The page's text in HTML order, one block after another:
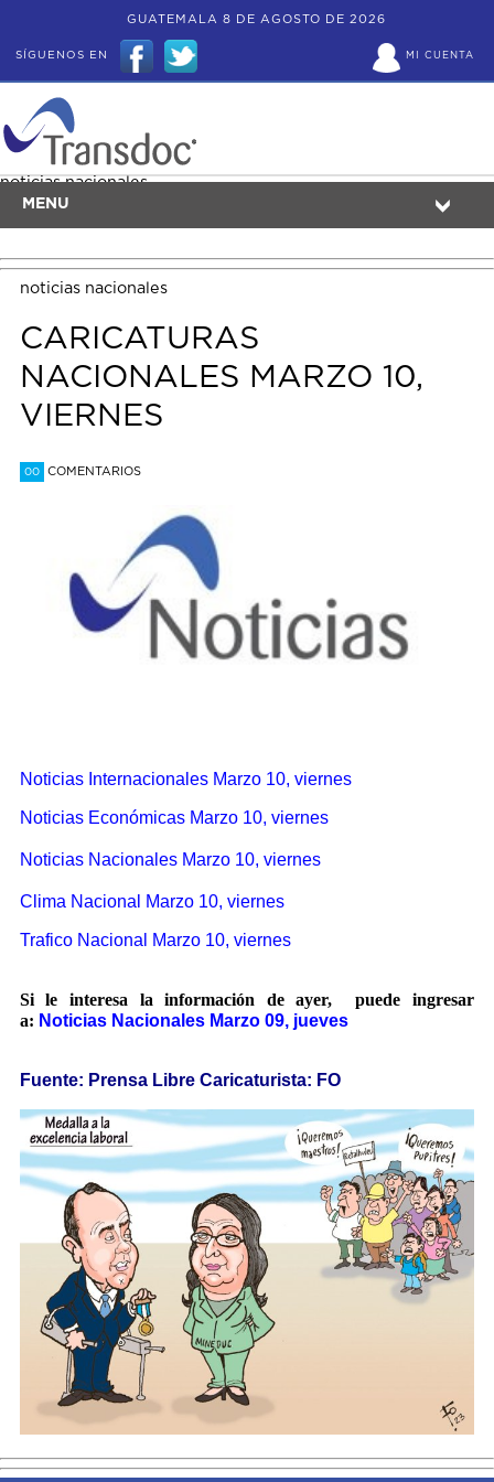
GUATEMALA 8 DE AGOSTO DE 2026
MI CUENTA
SÍGUENOS EN
MENU
noticias nacionales
noticias nacionales
CARICATURAS
NACIONALES MARZO 10,
VIERNES
00 COMENTARIOS
Noticias Internacionales Marzo 10, viernes
Noticias Económicas Marzo 10, viernes
Noticias Nacionales Marzo 10, viernes
Clima Nacional Marzo 10, viernes
Trafico Nacional Marzo 10, viernes
Si le interesa la información de ayer, puede ingresar
a: Noticias Nacionales Marzo 09, jueves
Fuente: Prensa Libre Caricaturista: FO